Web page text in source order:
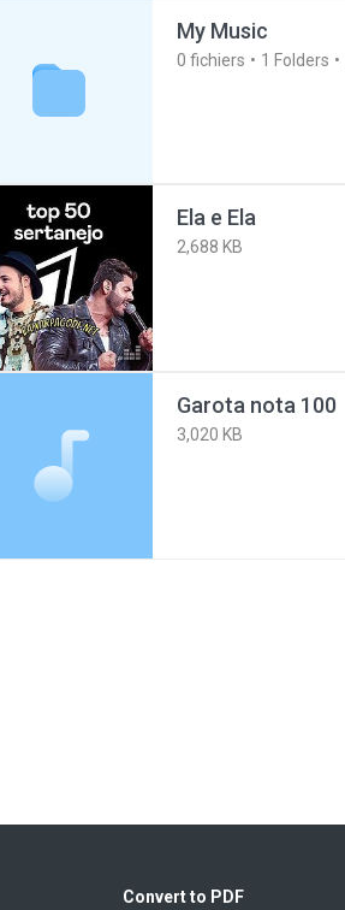
My Music
0 fichiers 1 Folders
Ela e Ela
2,688 KB
Garota nota 100
3,020 KB
Convert to PDF